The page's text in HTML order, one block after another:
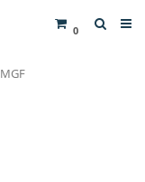
0
MGF